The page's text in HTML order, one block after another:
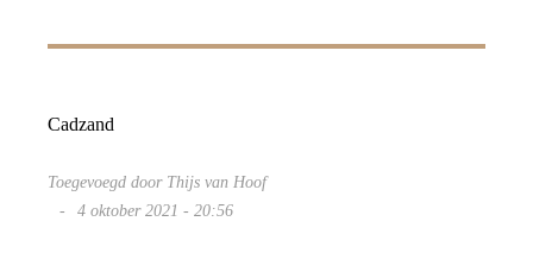
Cadzand
Toegevoegd door Thijs van Hoof
4 oktober 2021 - 20:56